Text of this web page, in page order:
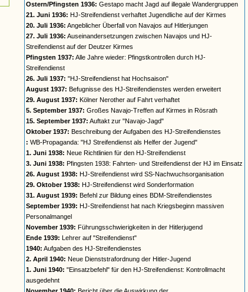
Ostern/Pfingsten 1936: Gestapo macht Jagd auf illegale Wandergruppen
21. Juni 1936: HJ-Streifendienst verhaftet Jugendliche auf der Kirmes
20. Juli 1936: Angeblicher Überfall von Navajos auf Hitlerjungen
27. Juli 1936: Auseinandersetzungen zwischen Navajos und HJ-
Streifendienst auf der Deutzer Kirmes
Pfingsten 1937: Alle Jahre wieder: Pfingstkontrollen durch HJ-
Streifendienst
26. Juli 1937: "HJ-Streifendienst hat Hochsaison"
August 1937: Befugnisse des HJ-Streifendienstes werden erweitert
29. August 1937: Kölner Nerother auf Fahrt verhaftet
5. September 1937: Großes Navajo-Treffen auf Kirmes in Rösrath
15. September 1937: Auftakt zur "Navajo-Jagd"
Oktober 1937: Beschreibung der Aufgaben des HJ-Streifendienstes
: WB-Propaganda: "HJ Streifendienst als Helfer der Jugend"
1. Juni 1938: Neue Richtlinien für den HJ-Streifendienst
3. Juni 1938: Pfingsten 1938: Fahrten- und Streifendienst der HJ im Einsatz
26. August 1938: HJ-Streifendienst wird SS-Nachwuchsorganisation
29. Oktober 1938: HJ-Streifendienst wird Sonderformation
31. August 1939: Befehl zur Bildung eines BDM-Streifendienstes
September 1939: HJ-Streifendienst hat nach Kriegsbeginn massiven
Personalmangel
November 1939: Führungsschwierigkeiten in der Hitlerjugend
Ende 1939: Lehrer auf "Streifendienst"
1940: Aufgaben des HJ-Streifendienstes
2. April 1940: Neue Dienststrafordnung der Hitler-Jugend
1. Juni 1940: "Einsatzbefehl" für den HJ-Streifendienst: Kontrollmacht
ausgedehnt